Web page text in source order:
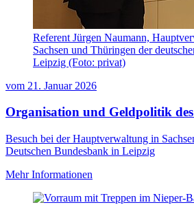
Referent Jürgen Naumann,
Sachsen und Thüringen der
Leipzig (Foto: privat)
vom 21. Januar 2026
Organisation und Geldpolitik
Besuch bei der Hauptverwaltung in
Deutschen Bundesbank in Leipzig
Mehr Informationen